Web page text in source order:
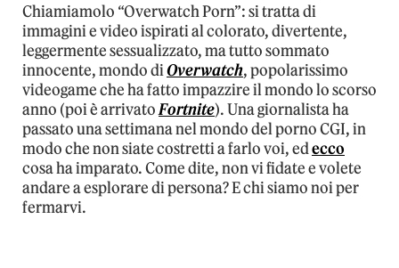
Chiamiamolo “Overwatch Porn”: si tratta di
immagini e video ispirati al colorato, divertente,
leggermente sessualizzato, ma tutto sommato
innocente, mondo diOverwatch, popolarissimo
videogame che ha fatto impazzire il mondo lo scorso
anno (poi è arrivatoFortnite). Una giornalista ha
passato una settimana nel mondo del porno CGI, in
modo che non siate costretti a farlo voi, edecco
cosa ha imparato. Come dite, non vi fidate e volete
andare a esplorare di persona? E chi siamo noi per
fermarvi.